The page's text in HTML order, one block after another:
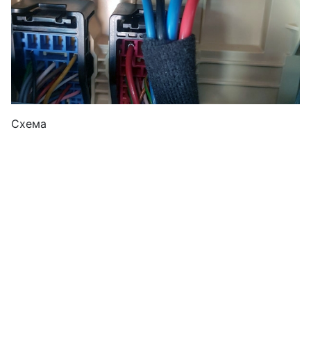
Схема